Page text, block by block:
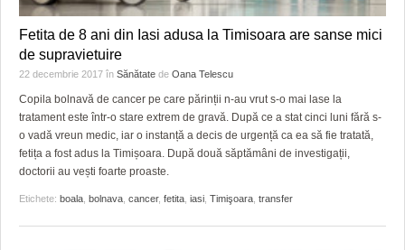
Fetita de 8 ani din Iasi adusa la Timisoara are sanse mici
de supravietuire
22 decembrie 2017 în Sănătate de Oana Telescu
Copila bolnavă de cancer pe care părinții n-au vrut s-o mai lase la
tratament este într-o stare extrem de gravă. După ce a stat cinci luni fără s-
o vadă vreun medic, iar o instanță a decis de urgență ca ea să fie tratată,
fetița a fost adus la Timișoara. După două săptămâni de investigații,
doctorii au vești foarte proaste.
Etichete: boala bolnava cancer, fetita iasi Timişoara transfer